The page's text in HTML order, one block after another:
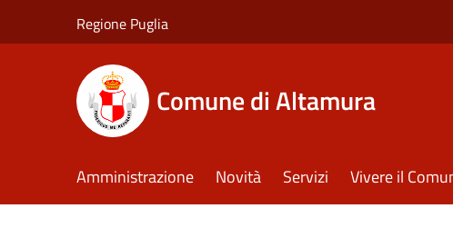
Regione Puglia
Comune di Altamura
Amministrazione Novità Servizi Vivere il